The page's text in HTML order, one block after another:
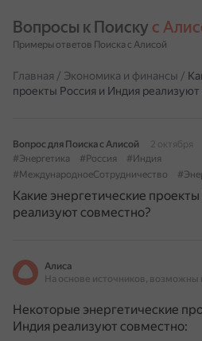
Вопросы к Поиску с
Примеры ответов Поиска с Алисой
Главная / Экономика и финансы /
проекты Россия и Индия реализуют
Вопрос для Поиска с Алисой
2 октября
#Энергетика
#Россия
#Индия
#МеждународноеСотрудничество
Какие энергетические
реализуют совместно?
Алиса
Некоторые энергетические
Индия реализуют совместно: